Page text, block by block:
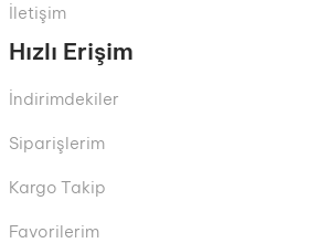
İletişim
Hızlı Erişim
İndirimdekiler
Siparişlerim
Kargo Takip
Favorilerim